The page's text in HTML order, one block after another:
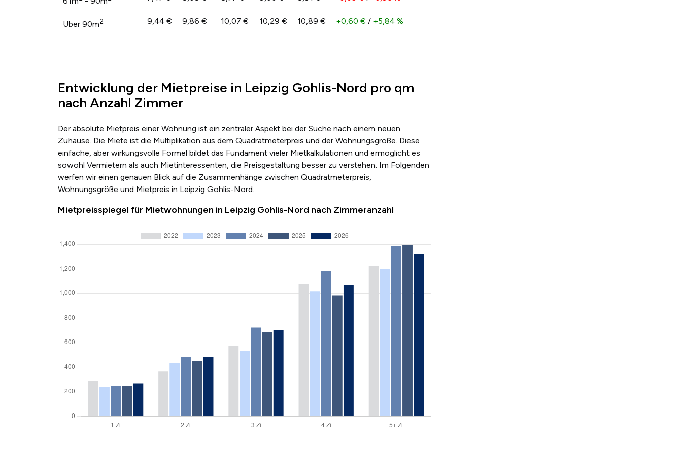
Über 90m2 9,44 € 9,86 € 10,07 € 10,29 € 10,89 € +0,60 € / +5,84 %
Entwicklung der Mietpreise in Leipzig Gohlis-Nord pro qm
nach Anzahl Zimmer
Der absolute Mietpreis einer Wohnung ist ein zentraler Aspekt bei der Suche nach einem neuen
Zuhause. Die Miete ist die Multiplikation aus dem Quadratmeterpreis und der Wohnungsgröße. Diese
einfache, aber wirkungsvolle Formel bildet das Fundament vieler Mietkalkulationen und ermöglicht es
sowohl Vermietern als auch Mietinteressenten, die Preisgestaltung besser zu verstehen. Im Folgenden
werfen wir einen genauen Blick auf die Zusammenhänge zwischen Quadratmeterpreis,
Wohnungsgröße und Mietpreis in Leipzig Gohlis-Nord.
Mietpreisspiegel für Mietwohnungen in Leipzig Gohlis-Nord nach Zimmeranzahl